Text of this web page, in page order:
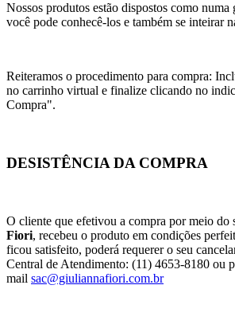
Nossos produtos estão dispostos como
você pode conhecê-los e também se inteirar
Reiteramos o procedimento para compra:
no carrinho virtual e finalize clicando no
Compra".
DESISTÊNCIA DA COMPRA
O cliente que efetivou a compra por meio do
Fiori, recebeu o produto em condições
ficou satisfeito, poderá requerer o seu
Central de Atendimento: (11) 4653-8180 ou
mail sac@giuliannafiori.com.br